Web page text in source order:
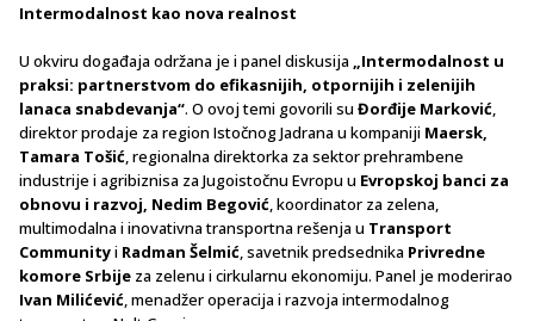
Intermodalnost kao nova realnost
U okviru događaja održana je i panel diskusija „Intermodalnost u
praksi: partnerstvom do efikasnijih, otpornijih i zelenijih
lanaca snabdevanja“. O ovoj temi govorili su Đorđije Marković,
direktor prodaje za region Istočnog Jadrana u kompaniji Maersk,
Tamara Tošić, regionalna direktorka za sektor prehrambene
industrije i agribiznisa za Jugoistočnu Evropu u Evropskoj banci za
obnovu i razvoj, Nedim Begović, koordinator za zelena,
multimodalna i inovativna transportna rešenja u Transport
Communityi Radman Šelmić, savetnik predsednika Privredne
komore Srbije za zelenu i cirkularnu ekonomiju. Panel je moderirao
Ivan Milićević, menadžer operacija i razvoja intermodalnog